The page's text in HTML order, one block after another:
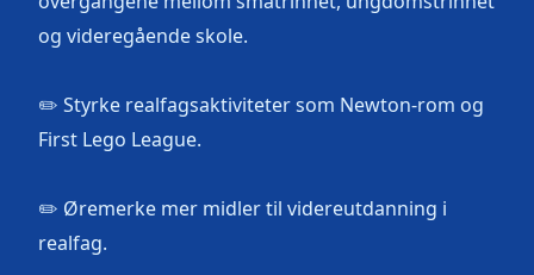
og videregående skole.
✏️ Styrke realfagsaktiviteter som Newton-rom og
First Lego League.
✏️ Øremerke mer midler til videreutdanning i
realfag.